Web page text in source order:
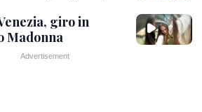
giro in
Madonna